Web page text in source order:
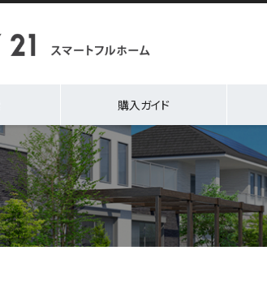
購入ガイド